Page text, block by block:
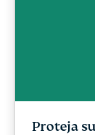
Proteja